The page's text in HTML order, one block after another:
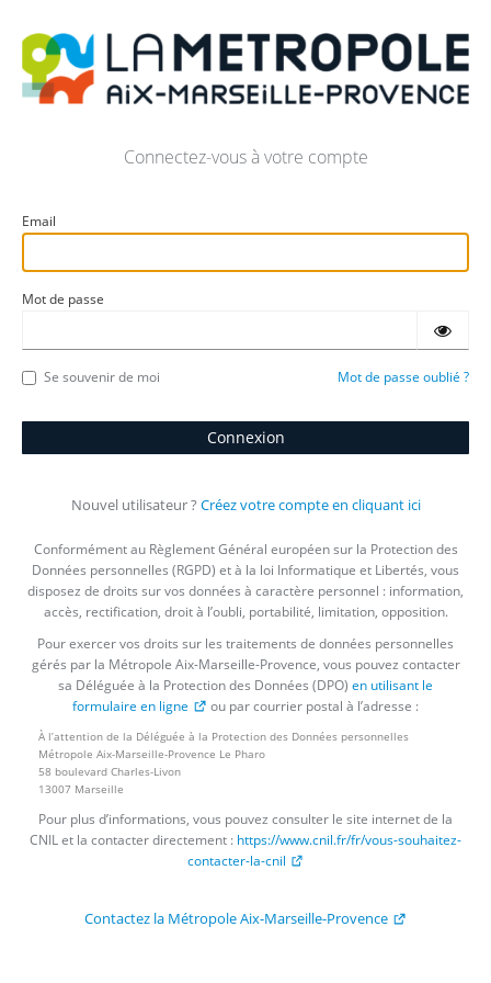
Connectez-vous à votre compte
Email
Mot de passe
Se souvenir de moi Mot de passe oublié ?
Nouvel utilisateur ? Créez votre compte en cliquant ici
Conformément au Règlement Général européen sur la Protection des
Données personnelles (RGPD) et à la loi Informatique et Libertés, vous
disposez de droits sur vos données à caractère personnel : information,
accès, rectification, droit à l’oubli, portabilité, limitation, opposition.
Pour exercer vos droits sur les traitements de données personnelles
gérés par la Métropole Aix-Marseille-Provence, vous pouvez contacter
sa Déléguée à la Protection des Données (DPO) en utilisant le
formulaire en ligne
ou par courrier postal à l’adresse :
À l’attention de la Déléguée à la Protection des Données personnelles
Métropole Aix-Marseille-Provence Le Pharo
58 boulevard Charles-Livon
13007 Marseille
Pour plus d’informations, vous pouvez consulter le site internet de la
CNIL et la contacter directement : https://www.cnil.fr/fr/vous-souhaitez-
contacter-la-cnil
Contactez la Métropole Aix-Marseille-Provence